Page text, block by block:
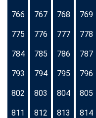
766 767 768 769
775 776 777 778
784 785 786 787
793 794 795 796
802 803 804 805
811 812 813 814